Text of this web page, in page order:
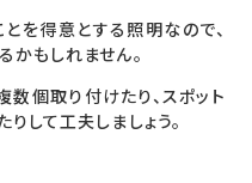
を得意とする照明なので、
かもしれません。
数個取り付けたり、スポット
して工夫しましょう。